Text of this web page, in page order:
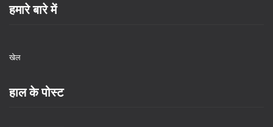
हमारे बारे में
खेल
हाल के पोस्ट